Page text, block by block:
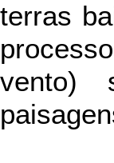
terras
vento)